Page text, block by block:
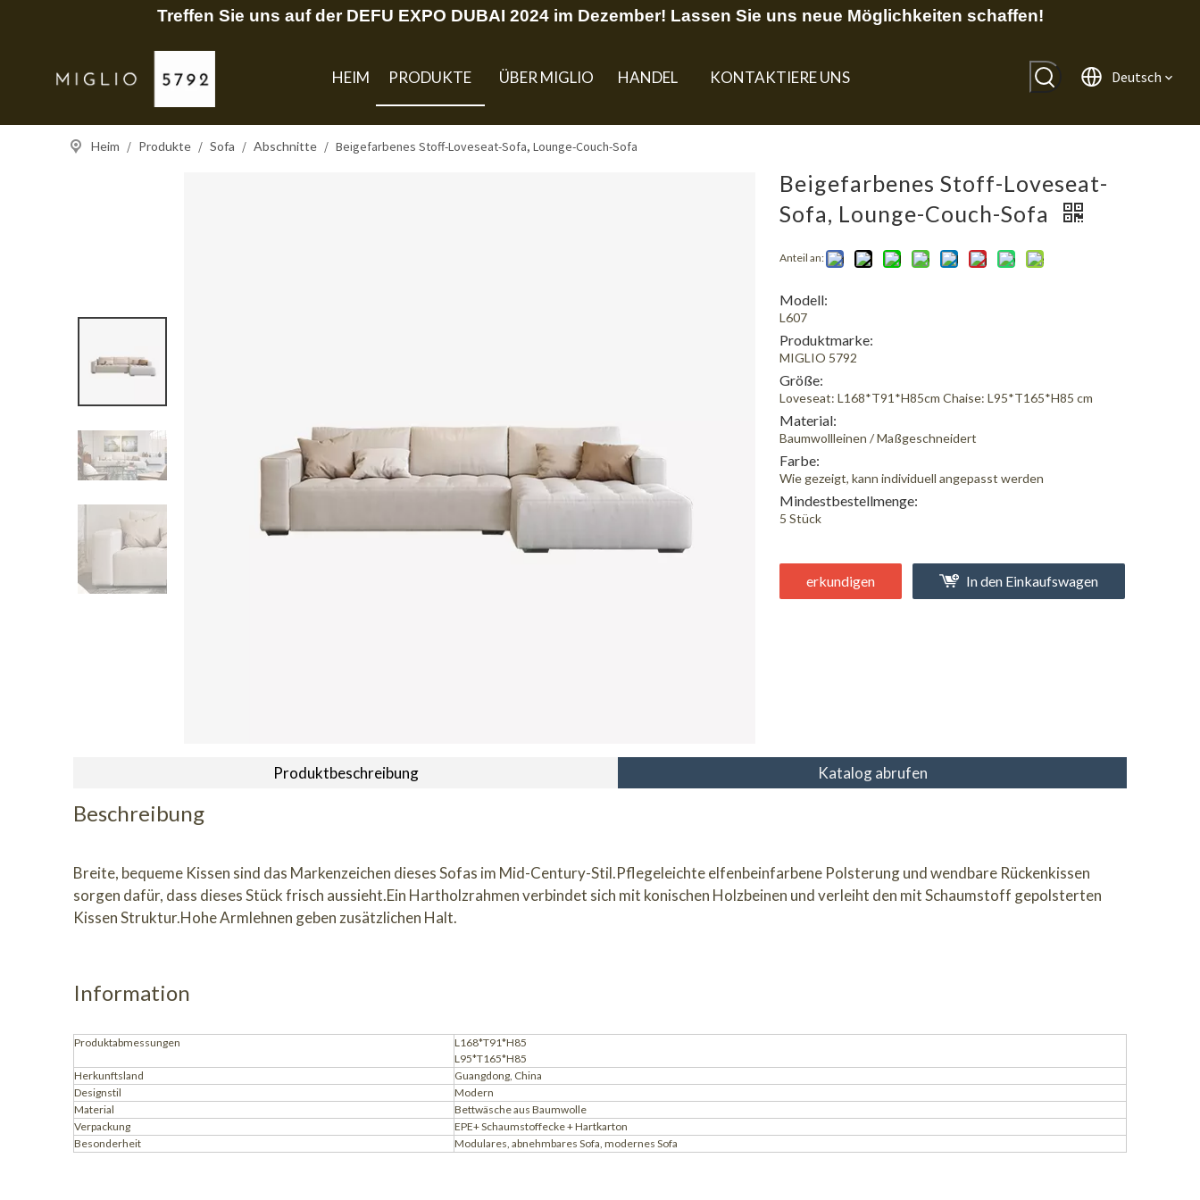
Treffen Sie uns auf der DEFU EXPO DUBAI 2024 im Dezember! Lassen Sie uns neue Möglichkeiten schaffen!
HEIM PRODUKTE ÜBER MIGLIO HANDEL KONTAKTIERE UNS Deutsch
Heim / Produkte / Sofa / Abschnitte / Beigefarbenes Stoff-Loveseat-Sofa, Lounge-Couch-Sofa
Beigefarbenes Stoff-Loveseat-
Sofa, Lounge-Couch-Sofa
Anteil an:
Modell:
L607
Produktmarke:
MIGLIO 5792
Größe:
Loveseat: L168*T91*H85cm Chaise: L95*T165*H85 cm
Material:
Baumwollleinen / Maßgeschneidert
Farbe:
Wie gezeigt, kann individuell angepasst werden
Mindestbestellmenge:
5 Stück
erkundigen In den Einkaufswagen
Produktbeschreibung Katalog abrufen
Beschreibung
Breite, bequeme Kissen sind das Markenzeichen dieses Sofas im Mid-Century-Stil.Pflegeleichte elfenbeinfarbene Polsterung und wendbare Rückenkissen
sorgen dafür, dass dieses Stück frisch aussieht.Ein Hartholzrahmen verbindet sich mit konischen Holzbeinen und verleiht den mit Schaumstoff gepolsterten
Kissen Struktur.Hohe Armlehnen geben zusätzlichen Halt.
Information
Produktabmessungen
L168*T91*H85
L95*T165*H85
Herkunftsland
Guangdong, China
Designstil
Modern
Material
Bettwäsche aus Baumwolle
Verpackung
EPE+ Schaumstoffecke + Hartkarton
Besonderheit
Modulares, abnehmbares Sofa, modernes Sofa